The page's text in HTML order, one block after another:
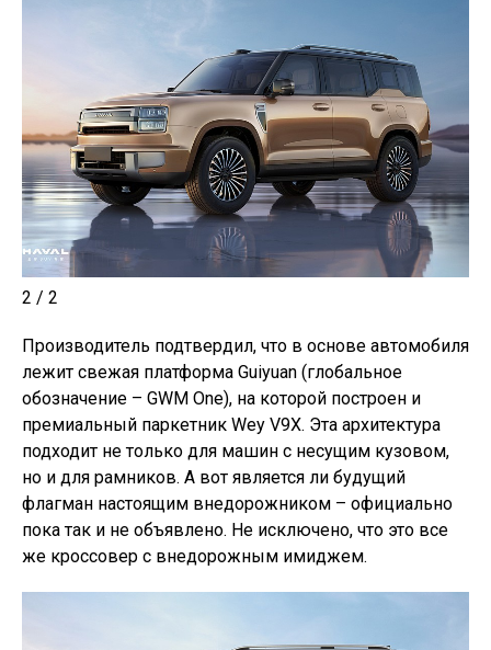
2 / 2
Производитель подтвердил, что в основе автомобиля
лежит свежая платформа Guiyuan (глобальное
обозначение – GWM One), на которой построен и
премиальный паркетник Wey V9X. Эта архитектура
подходит не только для машин с несущим кузовом,
но и для рамников. А вот является ли будущий
флагман настоящим внедорожником – официально
пока так и не объявлено. Не исключено, что это все
же кроссовер с внедорожным имиджем.